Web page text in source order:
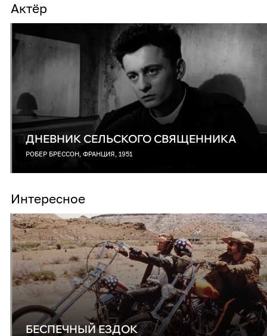
Актёр
ДНЕВНИК СЕЛЬСКОГО СВЯЩЕННИКА
РОБЕР БРЕССОН, ФРАНЦИЯ, 1951
Интересное
БЕСПЕЧНЫЙ ЕЗДОК